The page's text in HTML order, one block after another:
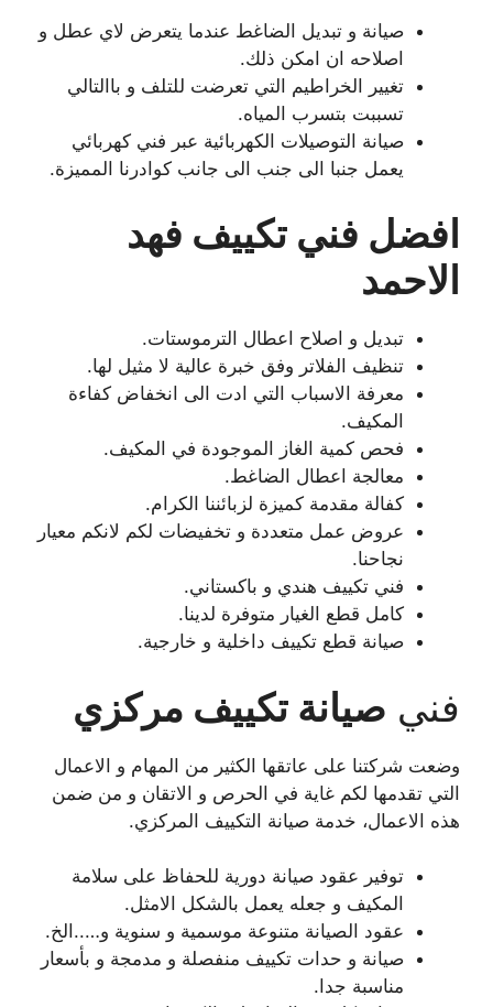
صيانة و تبديل الضاغط عندما يتعرض لاي عطل و
اصلاحه ان امكن ذلك.
تغيير الخراطيم التي تعرضت للتلف و باالتالي
تسببت بتسرب المياه.
صيانة التوصيلات الكهربائية عبر فني كهربائي
يعمل جنبا الى جنب الى جانب كوادرنا المميزة.
افضل فني تكييف فهد
الاحمد
تبديل و اصلاح اعطال الترموستات.
تنظيف الفلاتر وفق خبرة عالية لا مثيل لها.
معرفة الاسباب التي ادت الى انخفاض كفاءة
المكيف.
فحص كمية الغاز الموجودة في المكيف.
معالجة اعطال الضاغط.
كفالة مقدمة كميزة لزبائننا الكرام.
عروض عمل متعددة و تخفيضات لكم لانكم معيار
نجاحنا.
فني تكييف هندي و باكستاني.
كامل قطع الغيار متوفرة لدينا.
صيانة قطع تكييف داخلية و خارجية.
فني صيانة تكييف مركزي
وضعت شركتنا على عاتقها الكثير من المهام و الاعمال
التي تقدمها لكم غاية في الحرص و الاتقان و من ضمن
هذه الاعمال، خدمة صيانة التكييف المركزي.
توفير عقود صيانة دورية للحفاظ على سلامة
المكيف و جعله يعمل بالشكل الامثل.
عقود الصيانة متنوعة موسمية و سنوية و…..الخ.
صيانة و حدات تكييف منفصلة و مدمجة و بأسعار
مناسبة جدا.